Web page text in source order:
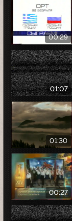
00:29
01:07
01:30
00:27